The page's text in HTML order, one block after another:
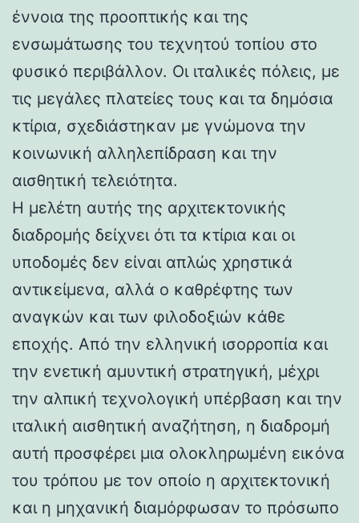
έννοια της προοπτικής και της
ενσωμάτωσης του τεχνητού τοπίου στο
φυσικό περιβάλλον. Οι ιταλικές πόλεις, με
τις μεγάλες πλατείες τους και τα δημόσια
κτίρια, σχεδιάστηκαν με γνώμονα την
κοινωνική αλληλεπίδραση και την
αισθητική τελειότητα.
Η μελέτη αυτής της αρχιτεκτονικής
διαδρομής δείχνει ότι τα κτίρια και οι
υποδομές δεν είναι απλώς χρηστικά
αντικείμενα, αλλά ο καθρέφτης των
αναγκών και των φιλοδοξιών κάθε
εποχής. Από την ελληνική ισορροπία και
την ενετική αμυντική στρατηγική, μέχρι
την αλπική τεχνολογική υπέρβαση και την
ιταλική αισθητική αναζήτηση, η διαδρομή
αυτή προσφέρει μια ολοκληρωμένη εικόνα
του τρόπου με τον οποίο η αρχιτεκτονική
και η μηχανική διαμόρφωσαν το πρόσωπο